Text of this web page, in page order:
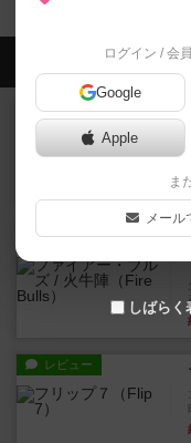
レビュー
レビュー
ログイン / 会
Google
Apple
ま
メール
しばらく